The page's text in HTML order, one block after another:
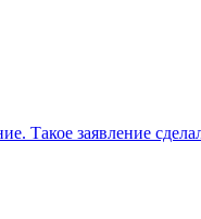
Такое заявление